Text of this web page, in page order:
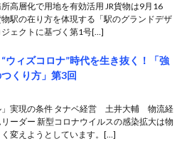
高層化で用地を有効活用 JR貨物は9月16
駅の在り方を体現する「駅のグランドデザ
ェクトに基づく第1号[…]
“ウィズコロナ”時代を生き抜く！「強
くり方」第3回
」実現の条件 タナベ経営 土井大輔 物流経
ーダー 新型コロナウイルスの感染拡大は物
変えようとしています。[…]